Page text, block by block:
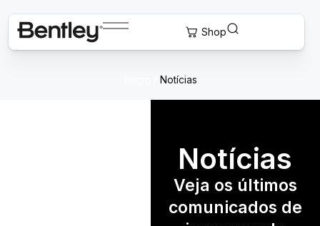
Notícias
Notícias
Veja os últimos
comunicados de